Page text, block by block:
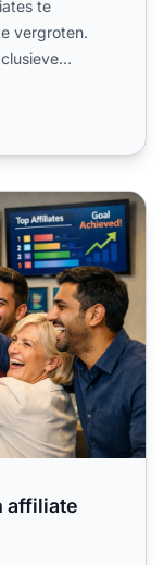
te
vergroten.
meer
affiliate